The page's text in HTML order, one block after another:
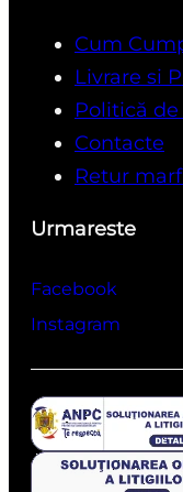
Cum
Livrare si
Politică
Contacte
Retur
Urmareste
Facebook
Instagram